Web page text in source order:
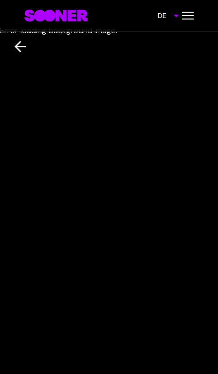
DE
Error loading background image.